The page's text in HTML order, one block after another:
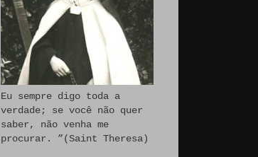
Eu sempre digo toda a
verdade; se você não quer
saber, não venha me
procurar. ”(Saint Theresa)